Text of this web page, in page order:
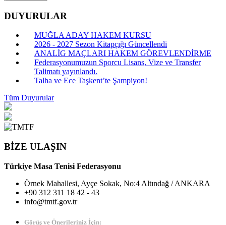
DUYURULAR
MUĞLA ADAY HAKEM KURSU
2026 - 2027 Sezon Kitapçığı Güncellendi
ANALİG MAÇLARI HAKEM GÖREVLENDİRME
Federasyonumuzun Sporcu Lisans, Vize ve Transfer
Talimatı yayınlandı.
Talha ve Ece Taşkent’te Şampiyon!
Tüm Duyurular
BİZE ULAŞIN
Türkiye Masa Tenisi Federasyonu
Örnek Mahallesi, Ayçe Sokak, No:4 Altındağ / ANKARA
+90 312 311 18 42 - 43
info@tmtf.gov.tr
Görüş ve Önerileriniz İçin: